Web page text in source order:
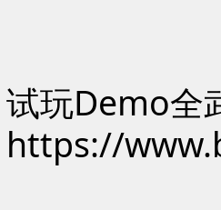
试玩Demo全
https://